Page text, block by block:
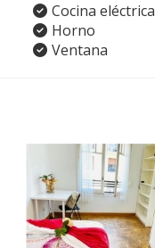
Cocina eléctrica
Horno
Ventana